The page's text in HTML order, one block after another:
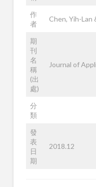
作
者
Chen, Yih-Lan
期
刊
名
稱
(出
處)
Journal of
分
類
發
表
日
期
2018.12